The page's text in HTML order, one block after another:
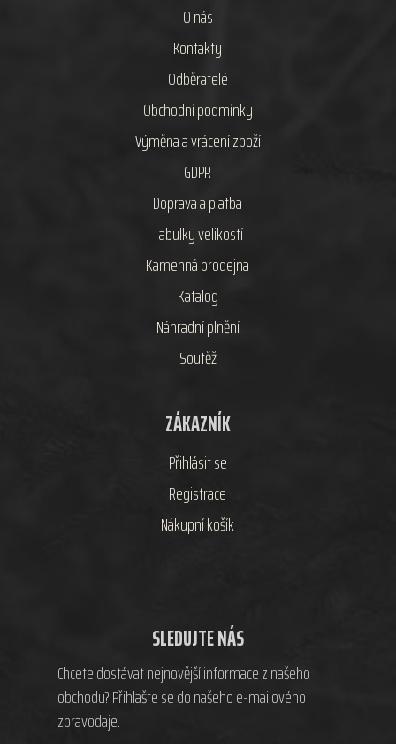
O nás
Kontakty
Odběratelé
Obchodní podmínky
Výměna a vrácení zboží
GDPR
Doprava a platba
Tabulky velikostí
Kamenná prodejna
Katalog
Náhradní plnění
Soutěž
ZÁKAZNÍK
Přihlásit se
Registrace
Nákupní košík
SLEDUJTE NÁS
Chcete dostávat nejnovější informace z našeho
obchodu? Přihlašte se do našeho e-mailového
zpravodaje.